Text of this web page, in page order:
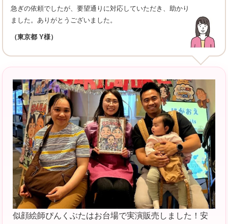
急ぎの依頼でしたが、要望通りに対応していただき、助かり
ました。ありがとうございました。
（東京都 Y様）
似顔絵師ぴんくぶたはお台場で実演販売しました！安